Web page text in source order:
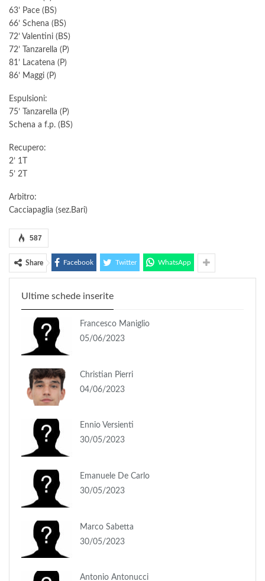
63’ Pace (BS)
66’ Schena (BS)
72’ Valentini (BS)
72’ Tanzarella (P)
81’ Lacatena (P)
86’ Maggi (P)
Espulsioni:
75’ Tanzarella (P)
Schena a f.p. (BS)
Recupero:
2’ 1T
5’ 2T
Arbitro:
Cacciapaglia (sez.Bari)
587
Share Facebook Twitter WhatsApp
Ultime schede inserite
Francesco Maniglio
05/06/2023
Christian Pierri
04/06/2023
Ennio Versienti
30/05/2023
Emanuele De Carlo
30/05/2023
Marco Sabetta
30/05/2023
Antonio Antonucci